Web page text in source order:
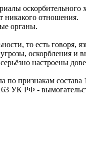
оскорбительного
никакого отношения.
органы.
то есть говоря,
оскорбления и
настроены
по признакам
УК РФ -